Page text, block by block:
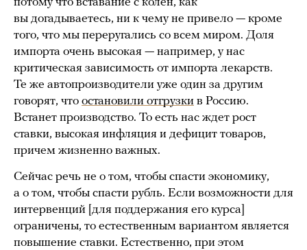
вы догадываетесь, ни к чему не привело — кроме
того, что мы переругались со всем миром. Доля
импорта очень высокая — например, у нас
критическая зависимость от импорта лекарств.
Те же автопроизводители уже один за другим
говорят, что остановили отгрузки в Россию.
Встанет производство. То есть нас ждет рост
ставки, высокая инфляция и дефицит товаров,
причем жизненно важных.
Сейчас речь не о том, чтобы спасти экономику,
а о том, чтобы спасти рубль. Если возможности для
интервенций [для поддержания его курса]
ограничены, то естественным вариантом является
повышение ставки. Естественно, при этом